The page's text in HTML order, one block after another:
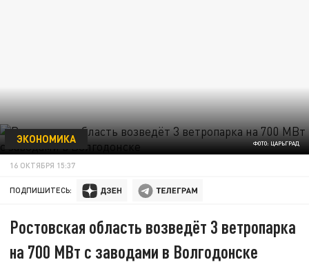
ФОТО: ЦАРЬГРАД
ЭКОНОМИКА
16 ОКТЯБРЯ 15:37
ПОДПИШИТЕСЬ:
Ростовская область возведёт 3 ветропарка
на 700 МВт с заводами в Волгодонске